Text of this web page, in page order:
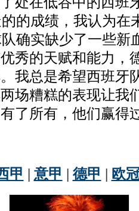
的成绩，我认为在
确实缺少了一些新
秀的天赋和能力，
我总是希望西班牙
两场糟糕的表现让我
了所有，他们赢得